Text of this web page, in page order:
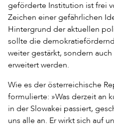
geförderte Institution ist frei
Zeichen einer gefährlichen
Hintergrund der aktuellen
sollte die
weiter gestärkt, sondern
erweitert werden.
Wie es der österreichische
formulierte: »Was derzeit an
in der Slowakei passiert,
uns alle an. Er wirkt sich auf